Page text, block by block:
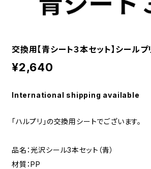
交換用【青シート３本セット】シー
¥2,640
International shipping available
「ハルプリ」の交換用シートでございます。
品名：光沢シール3本セット（青）
材質：PP